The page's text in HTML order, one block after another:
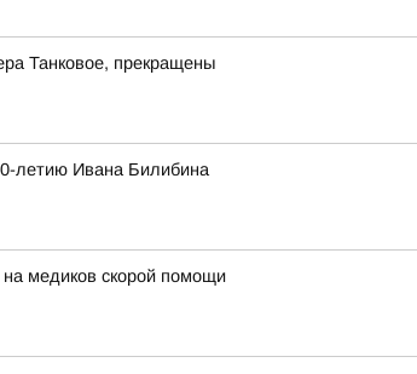
Танковое, прекращены
летию Ивана Билибина
медиков скорой помощи